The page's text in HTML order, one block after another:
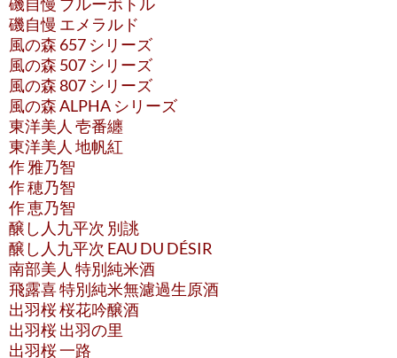
磯自慢 エメラルド
風の森 657 シリーズ
風の森 507 シリーズ
風の森 807 シリーズ
風の森 ALPHA シリーズ
東洋美人 壱番纏
東洋美人 地帆紅
作 雅乃智
作 穂乃智
作 恵乃智
醸し人九平次 別誂
醸し人九平次 EAU DU DÉSIR
南部美人 特別純米酒
飛露喜 特別純米無濾過生原酒
出羽桜 桜花吟醸酒
出羽桜 出羽の里
出羽桜 一路